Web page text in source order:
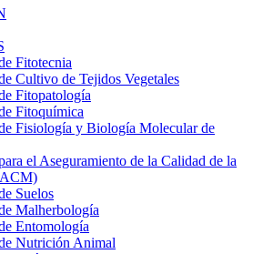
Fitotecnia
Cultivo de Tejidos Vegetales
Fitopatología
Fitoquímica
Fisiología y Biología Molecular de
el Aseguramiento de la Calidad de la
Suelos
Malherbología
Entomología
Nutrición Animal